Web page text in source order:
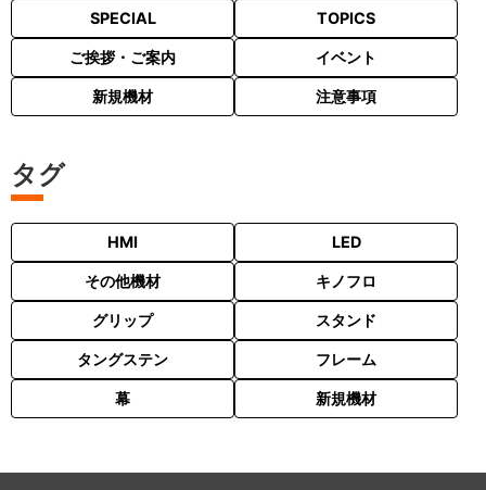
SPECIAL TOPICS
ご挨拶・ご案内 イベント
新規機材 注意事項
タグ
HMI LED
その他機材 キノフロ
グリップ スタンド
タングステン フレーム
幕 新規機材